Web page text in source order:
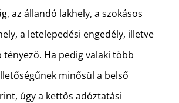
az állandó lakhely, a szokásos
a letelepedési engedély, illetve
tényező. Ha pedig valaki több
minősül a belső
úgy a kettős adóztatási